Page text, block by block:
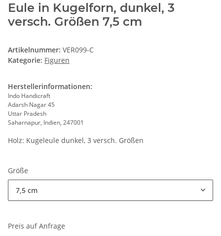
Eule in Kugelforn, dunkel, 3
versch. Größen 7,5 cm
Artikelnummer: VER099-C
Kategorie: Figuren
Herstellerinformationen:
Indo Handicraft
Adarsh Nagar 45
Uttar Pradesh
Saharnapur, Indien, 247001
Holz: Kugeleule dunkel, 3 versch. Größen
Größe
7,5 cm
Preis auf Anfrage